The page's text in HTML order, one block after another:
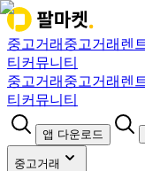
중고거래 중고거래 렌
티 커뮤니티
중고거래 중고거래 렌
티 커뮤니티
앱 다운로드
중고거래